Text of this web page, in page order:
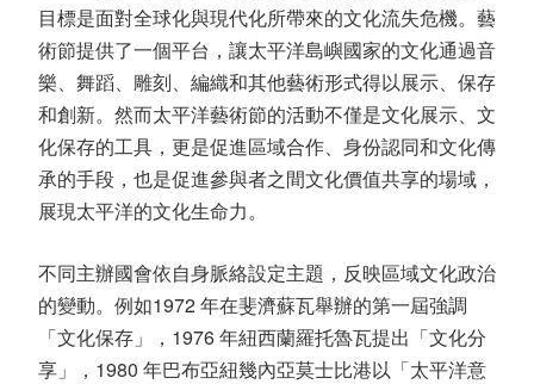
目標是面對全球化與現代化所帶來的文化流失危機。藝
術節提供了一個平台，讓太平洋島嶼國家的文化通過音
樂、舞蹈、雕刻、編織和其他藝術形式得以展示、保存
和創新。然而太平洋藝術節的活動不僅是文化展示、文
化保存的工具，更是促進區域合作、身份認同和文化傳
承的手段，也是促進參與者之間文化價值共享的場域，
展現太平洋的文化生命力。
不同主辦國會依自身脈絡設定主題，反映區域文化政治
的變動。例如1972年在斐濟蘇瓦舉辦的第一屆強調
「文化保存」， 1976年紐西蘭羅托魯瓦提出「文化分
享」， 1980 年巴布亞紐幾內亞莫士比港以「太平洋意